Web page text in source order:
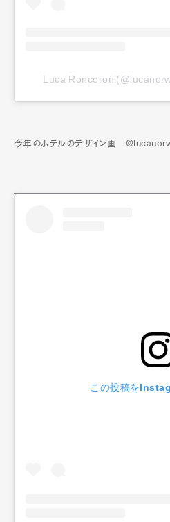
Luca
今年のホテルのデザイン画
この投稿を